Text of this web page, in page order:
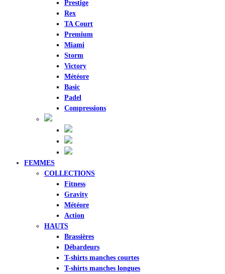
Prestige
Rex
TA Court
Premium
Miami
Storm
Victory
Météore
Basic
Padel
Compressions
FEMMES
COLLECTIONS
Fitness
Gravity
Météore
Action
HAUTS
Brassières
Débardeurs
T-shirts manches courtes
T-shirts manches longues